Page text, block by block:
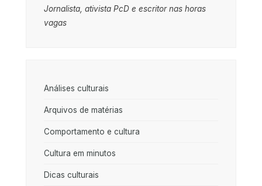
Jornalista, ativista PcD e escritor nas horas
vagas
Análises culturais
Arquivos de matérias
Comportamento e cultura
Cultura em minutos
Dicas culturais